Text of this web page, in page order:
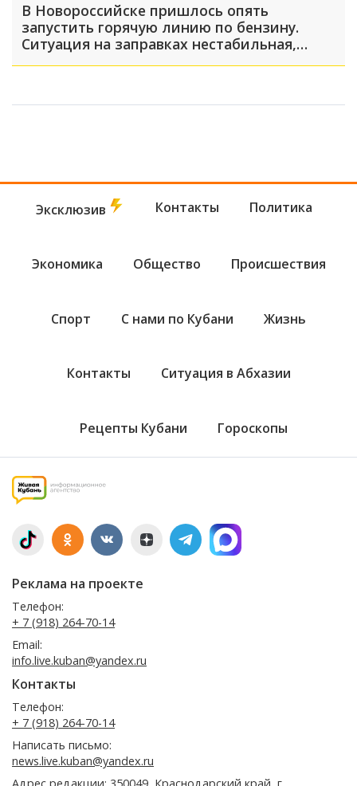
В Новороссийске пришлось опять
запустить горячую линию по бензину.
Ситуация на заправках нестабильная,
много жалоб
Эксклюзив Контакты Политика
Экономика Общество Происшествия
Спорт С нами по Кубани Жизнь
Контакты Ситуация в Абхазии
Рецепты Кубани Гороскопы
Реклама на проекте
Телефон:
+ 7 (918) 264-70-14
Email:
info.live.kuban@yandex.ru
Контакты
Телефон:
+ 7 (918) 264-70-14
Написать письмо:
news.live.kuban@yandex.ru